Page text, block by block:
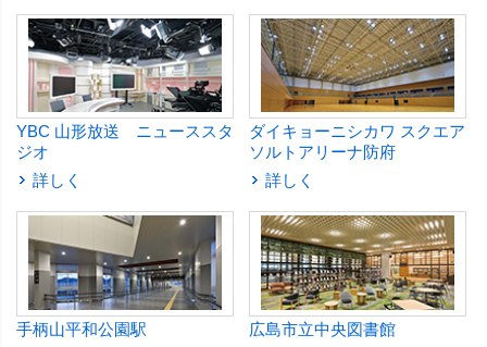
YBC 山形放送 ニューススタ
ジオ
詳しく
ダイキョーニシカワ スクエア
ソルトアリーナ防府
詳しく
手柄山平和公園駅
広島市立中央図書館